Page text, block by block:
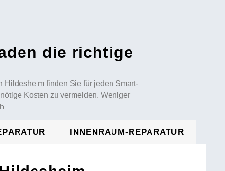
INNENRAUM-REPARATUR
die richtige
Hildesheim finden Sie für jeden Smart-
Kosten zu vermeiden. Weniger